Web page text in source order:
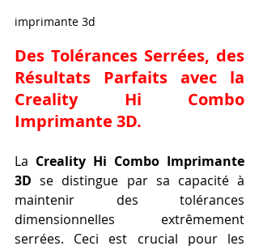
imprimante 3d
Des Tolérances Serrées, des
Résultats Parfaits avec la
Creality Hi Combo
Imprimante 3D.
La Creality Hi Combo Imprimante
3D se distingue par sa capacité à
maintenir des tolérances
dimensionnelles extrêmement
serrées. Ceci est crucial pour les